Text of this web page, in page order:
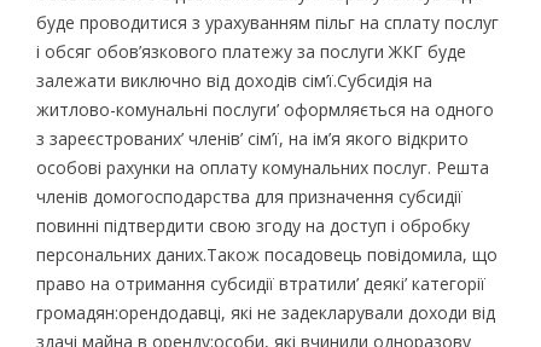
буде проводитися з урахуванням пільг на сплату послуг
і обсяг обов’язкового платежу за послуги ЖКГ буде
залежати виключно від доходів сім’ї.Субсидія на
житлово-комунальні послуги’ оформляється на одного
з зареєстрованих’ членів’ сім’ї, на ім’я якого відкрито
особові рахунки на оплату комунальних послуг. Решта
членів домогосподарства для призначення субсидії
повинні підтвердити свою згоду на доступ і обробку
персональних даних.Також посадовець повідомила, що
право на отримання субсидії втратили’ деякі’ категорії
громадян:орендодавці, які не задекларували доходи від
здачі майна в оренду;особи, які вчинили одноразову